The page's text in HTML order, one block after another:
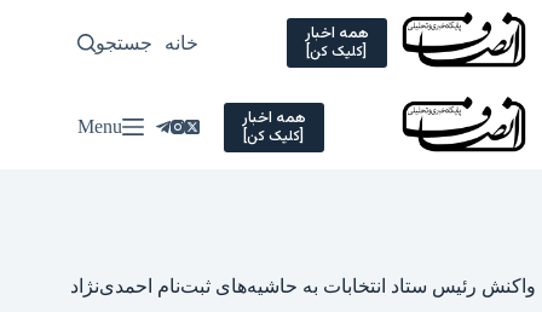
Skip
content
همه اخبار
[کلیک کن] خانه سیاسی
جستجو
همه اخبار
[کلیک کن] Menu
واکنش رئیس ستاد انتخابات به حاشیه‌های ثبت‌نام احمدی‌نژاد